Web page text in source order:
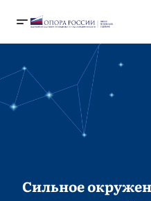
Сильное